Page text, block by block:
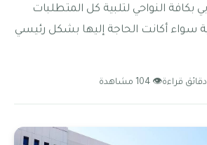
بكافة النواحي لتلبية كل المتطلبات
سواء أكانت الحاجة إليها بشكل رئيسي
👁 104 مشاهدة